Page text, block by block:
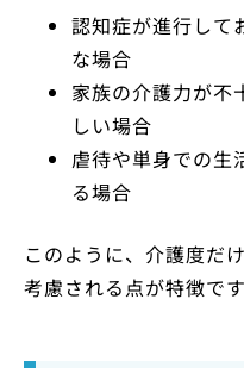
認知症が進行して
な場合
家族の介護力が不
しい場合
虐待や単身での生
る場合
このように、介護度だ
考慮される点が特徴です